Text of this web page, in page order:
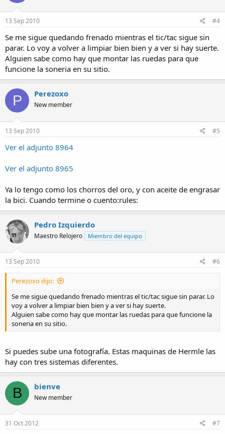
13 Sep 2010 #4
Se me sigue quedando frenado mientras el tic/tac sigue sin
parar. Lo voy a volver a limpiar bien bien y a ver si hay suerte.
Alguien sabe como hay que montar las ruedas para que
funcione la soneria en su sitio.
P Perezoxo
New member
13 Sep 2010 #5
Ver el adjunto 8964
Ver el adjunto 8965
Ya lo tengo como los chorros del oro, y con aceite de engrasar
la bici. Cuando termine o cuento:rules:
Pedro Izquierdo
Maestro Relojero Miembro del equipo
13 Sep 2010 #6
Perezoxo dijo:
Se me sigue quedando frenado mientras el tic/tac sigue sin parar. Lo
voy a volver a limpiar bien bien y a ver si hay suerte.
Alguien sabe como hay que montar las ruedas para que funcione la
soneria en su sitio.
Si puedes sube una fotografía. Estas maquinas de Hermle las
hay con tres sistemas diferentes.
B bienve
New member
31 Oct 2012 #7